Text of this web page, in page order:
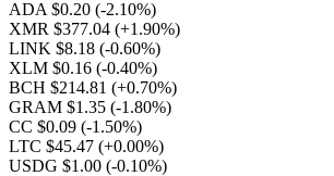
ADA $0.20 (-2.10%)
XMR $377.04 (+1.90%)
LINK $8.18 (-0.60%)
XLM $0.16 (-0.40%)
BCH $214.81 (+0.70%)
GRAM $1.35 (-1.80%)
CC $0.09 (-1.50%)
LTC $45.47 (+0.00%)
USDG $1.00 (-0.10%)